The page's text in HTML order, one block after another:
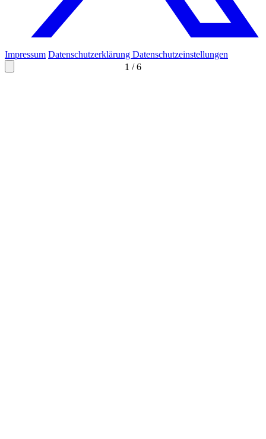
1 /6
Impressum Datenschutzerklärung Datenschutzeinstellungen